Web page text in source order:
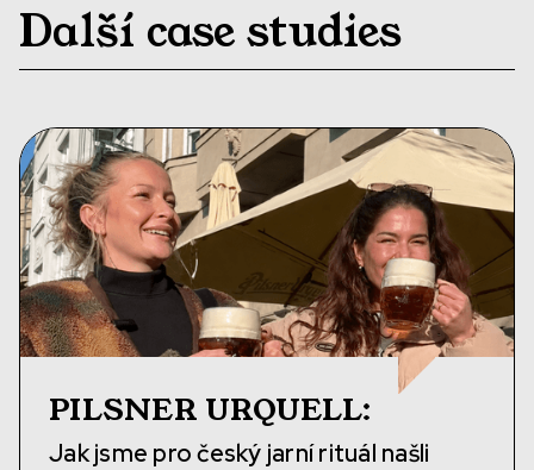
Další case studies
PILSNER URQUELL:
Jak jsme pro český jarní rituál našli